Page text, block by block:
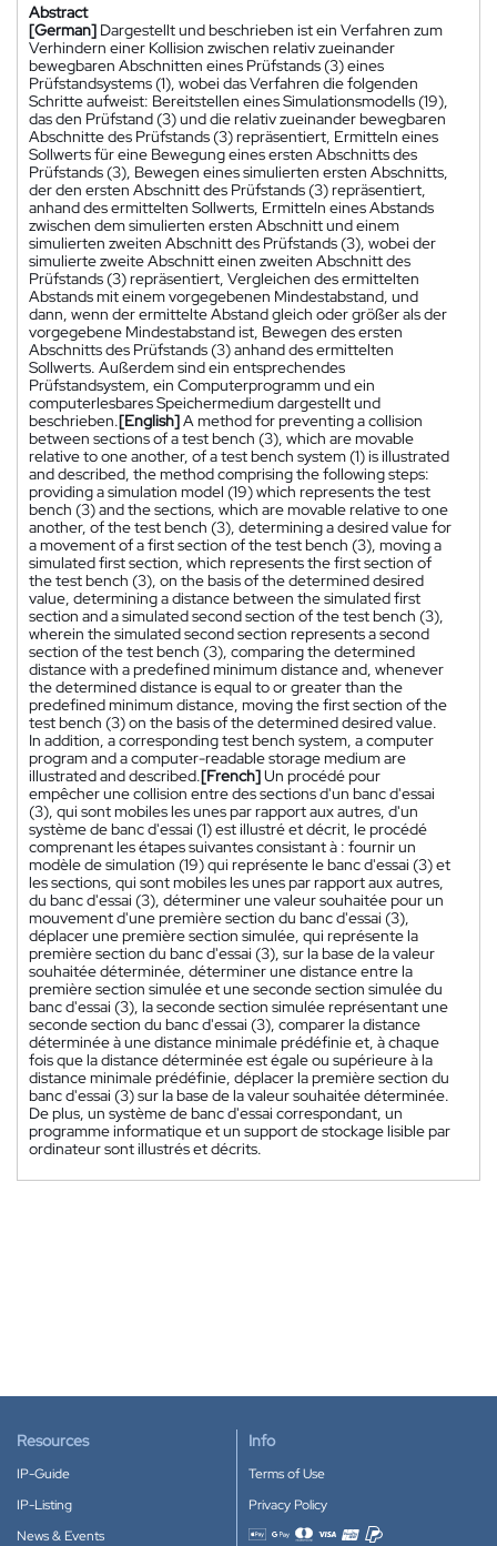
Abstract
[German] Dargestellt und beschrieben ist ein Verfahren zum
Verhindern einer Kollision zwischen relativ zueinander
bewegbaren Abschnitten eines Prüfstands (3) eines
Prüfstandsystems (1), wobei das Verfahren die folgenden
Schritte aufweist: Bereitstellen eines Simulationsmodells (19),
das den Prüfstand (3) und die relativ zueinander bewegbaren
Abschnitte des Prüfstands (3) repräsentiert, Ermitteln eines
Sollwerts für eine Bewegung eines ersten Abschnitts des
Prüfstands (3), Bewegen eines simulierten ersten Abschnitts,
der den ersten Abschnitt des Prüfstands (3) repräsentiert,
anhand des ermittelten Sollwerts, Ermitteln eines Abstands
zwischen dem simulierten ersten Abschnitt und einem
simulierten zweiten Abschnitt des Prüfstands (3), wobei der
simulierte zweite Abschnitt einen zweiten Abschnitt des
Prüfstands (3) repräsentiert, Vergleichen des ermittelten
Abstands mit einem vorgegebenen Mindestabstand, und
dann, wenn der ermittelte Abstand gleich oder größer als der
vorgegebene Mindestabstand ist, Bewegen des ersten
Abschnitts des Prüfstands (3) anhand des ermittelten
Sollwerts. Außerdem sind ein entsprechendes
Prüfstandsystem, ein Computerprogramm und ein
computerlesbares Speichermedium dargestellt und
beschrieben.[English]A method for preventing a collision
between sections of a test bench (3), which are movable
relative to one another, of a test bench system (1) is illustrated
and described, the method comprising the following steps:
providing a simulation model (19) which represents the test
bench (3) and the sections, which are movable relative to one
another, of the test bench (3), determining a desired value for
a movement of a first section of the test bench (3), moving a
simulated first section, which represents the first section of
the test bench (3), on the basis of the determined desired
value, determining a distance between the simulated first
section and a simulated second section of the test bench (3),
wherein the simulated second section represents a second
section of the test bench (3), comparing the determined
distance with a predefined minimum distance and, whenever
the determined distance is equal to or greater than the
predefined minimum distance, moving the first section of the
test bench (3) on the basis of the determined desired value.
In addition, a corresponding test bench system, a computer
program and a computer-readable storage medium are
illustrated and described.[French]Un procédé pour
empêcher une collision entre des sections d'un banc d'essai
(3), qui sont mobiles les unes par rapport aux autres, d'un
système de banc d'essai (1) est illustré et décrit, le procédé
comprenant les étapes suivantes consistant à : fournir un
modèle de simulation (19) qui représente le banc d'essai (3) et
les sections, qui sont mobiles les unes par rapport aux autres,
du banc d'essai (3), déterminer une valeur souhaitée pour un
mouvement d'une première section du banc d'essai (3),
déplacer une première section simulée, qui représente la
première section du banc d'essai (3), sur la base de la valeur
souhaitée déterminée, déterminer une distance entre la
première section simulée et une seconde section simulée du
banc d'essai (3), la seconde section simulée représentant une
seconde section du banc d'essai (3), comparer la distance
déterminée à une distance minimale prédéfinie et, à chaque
fois que la distance déterminée est égale ou supérieure à la
distance minimale prédéfinie, déplacer la première section du
banc d'essai (3) sur la base de la valeur souhaitée déterminée.
De plus, un système de banc d'essai correspondant, un
programme informatique et un support de stockage lisible par
ordinateur sont illustrés et décrits.
Resources
IP-Guide
IP-Listing
News & Events
Info
Terms of Use
Privacy Policy